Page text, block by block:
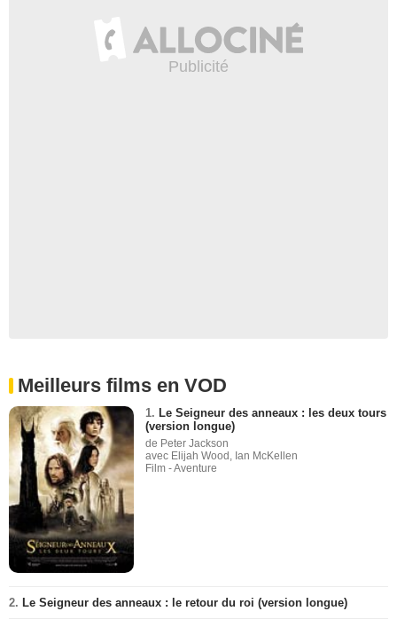
Meilleurs films en VOD
1. Le Seigneur des anneaux : les deux tours
(version longue)
de Peter Jackson
avec Elijah Wood, Ian McKellen
Film - Aventure
2. Le Seigneur des anneaux : le retour du roi (version longue)